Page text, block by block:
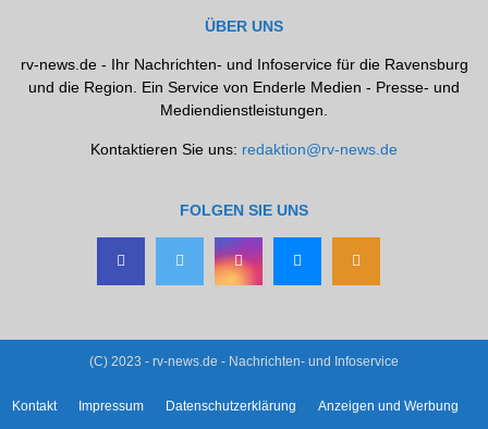
ÜBER UNS
rv-news.de - Ihr Nachrichten- und Infoservice für die Ravensburg
und die Region. Ein Service von Enderle Medien - Presse- und
Mediendienstleistungen.
Kontaktieren Sie uns: redaktion@rv-news.de
FOLGEN SIE UNS
(C) 2023 - rv-news.de - Nachrichten- und Infoservice
Kontakt Impressum Datenschutzerklärung
Anzeigen und Werbung